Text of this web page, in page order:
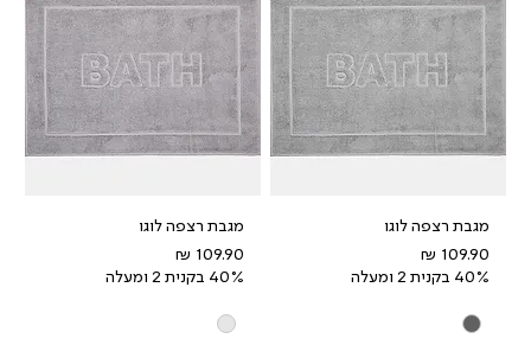
מגבת רצפה לוגו
מחיר
40% בקנית 2 ומעלה
מגבת רצפה לוגו
מחיר
40% בקנית 2 ומעלה